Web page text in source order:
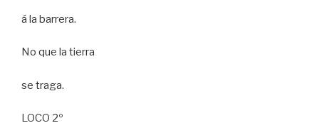
á la barrera.
No que la tierra
se traga.
LOCO 2º